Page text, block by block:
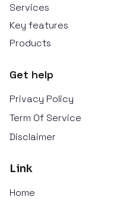
Services
Key features
Products
Get help
Privacy Policy
Term Of Service
Disclaimer
Link
Home